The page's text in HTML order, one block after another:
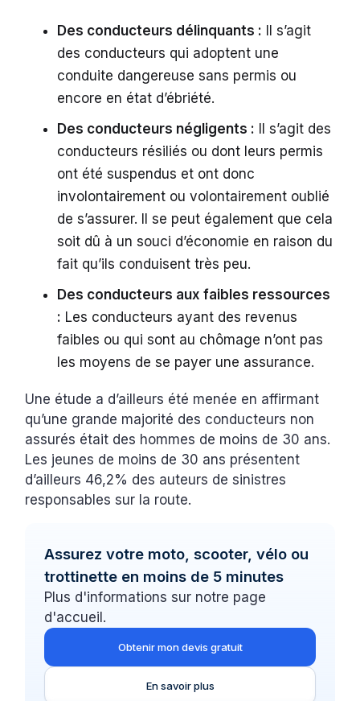
Des conducteurs délinquants : Il s’agit
des conducteurs qui adoptent une
conduite dangereuse sans permis ou
encore en état d’ébriété.
Des conducteurs négligents : Il s’agit des
conducteurs résiliés ou dont leurs permis
ont été suspendus et ont donc
involontairement ou volontairement oublié
de s’assurer. Il se peut également que cela
soit dû à un souci d’économie en raison du
fait qu’ils conduisent très peu.
Des conducteurs aux faibles ressources
: Les conducteurs ayant des revenus
faibles ou qui sont au chômage n’ont pas
les moyens de se payer une assurance.
Une étude a d’ailleurs été menée en affirmant
qu’une grande majorité des conducteurs non
assurés était des hommes de moins de 30 ans.
Les jeunes de moins de 30 ans présentent
d’ailleurs 46,2% des auteurs de sinistres
responsables sur la route.
Assurez votre moto, scooter, vélo ou
trottinette en moins de 5 minutes
Plus d'informations sur notre page
d'accueil.
Obtenir mon devis gratuit
En savoir plus